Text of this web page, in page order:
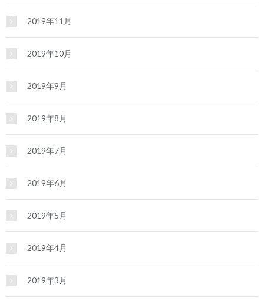
2019年11月
2019年10月
2019年9月
2019年8月
2019年7月
2019年6月
2019年5月
2019年4月
2019年3月